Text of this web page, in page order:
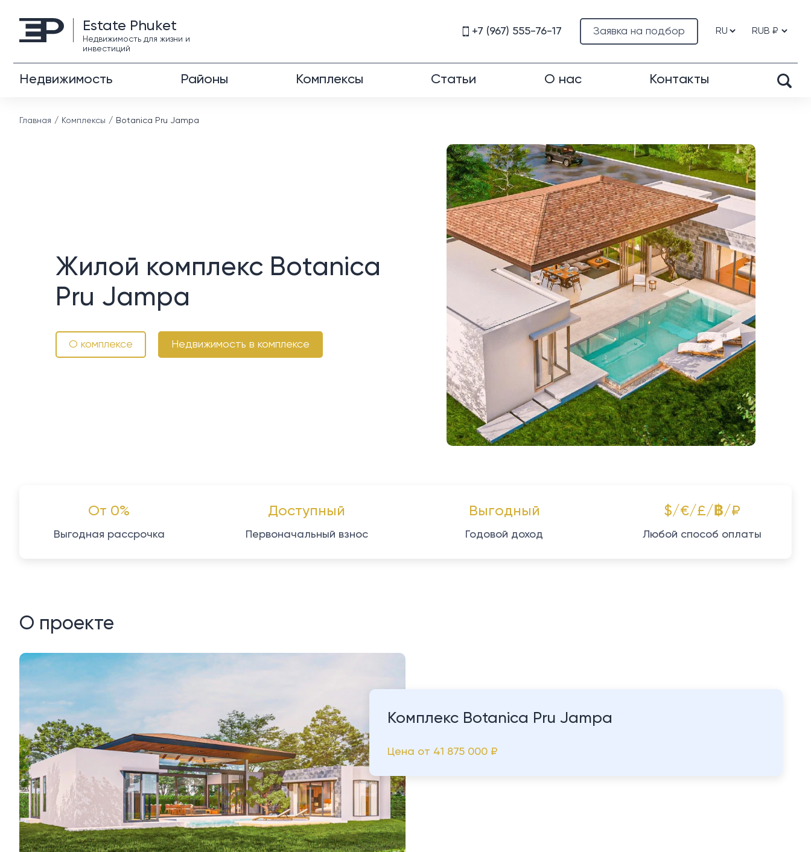
Estate Phuket
Недвижимость для жизни и
инвестиций
Заявка на подбор
+7 (967) 555-76-17
Недвижимость Районы Комплексы Статьи О нас Контакты
Главная Комплексы Botanica Pru Jampa
Жилой комплекс Botanica
Pru Jampa
О комплексе Недвижимость в комплексе
От 0%
Выгодная рассрочка
Доступный
Первоначальный взнос
Выгодный
Годовой доход
$/€/£/฿/₽
Любой способ оплаты
О проекте
Комплекс Botanica Pru Jampa
Цена от 41 875 000 ₽